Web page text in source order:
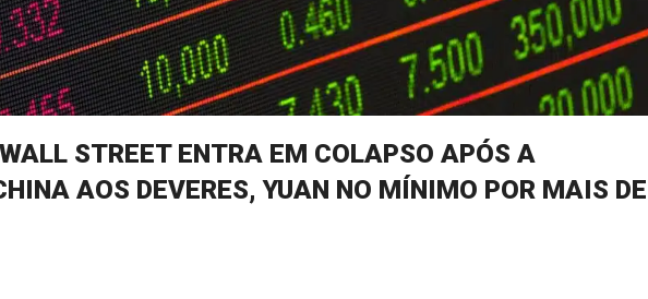
WALL STREET ENTRA EM COLAPSO APÓS A
AOS DEVERES, YUAN NO MÍNIMO POR MAIS DE